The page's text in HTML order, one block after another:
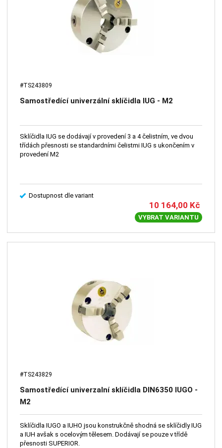
#TS243809
Samostředící univerzální sklíčidla IUG - M2
Sklíčidla IUG se dodávají v provedení 3 a 4 čelistním, ve dvou
třídách přesnosti se standardními čelistmi IUG s ukončením v
provedení M2
Dostupnost dle variant
10 164,00 Kč
VYBRAT VARIANTU
#TS243829
Samostředící univerzalní sklíčidla DIN6350 IUGO -
M2
Sklíčidla IUGO a IUHO jsou konstrukčně shodná se sklíčidly IUG
a IUH avšak s ocelovým tělesem. Dodávají se pouze v třídě
přesnosti SUPERIOR.